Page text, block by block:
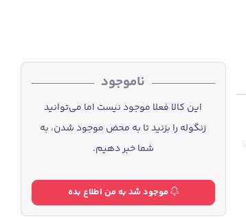
ناموجود
این کالا فعلا موجود نیست اما می‌توانید
زنگوله را بزنید تا به محض موجود شدن، به
شما خبر دهیم.
موجود شد به من اطلاع بده